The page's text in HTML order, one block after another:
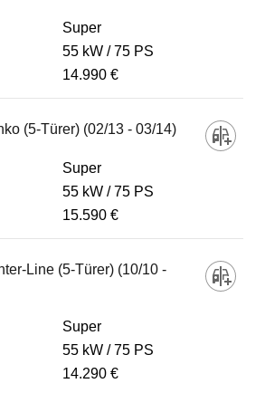
Super
55 kW
75 PS
14.990 €
(5-Türer) (02/13 - 03/14)
Super
55 kW
75 PS
15.590 €
Line (5-Türer) (10/10 -
Super
55 kW
75 PS
14.290 €